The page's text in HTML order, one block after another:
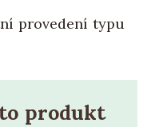
provedení typu
produkt